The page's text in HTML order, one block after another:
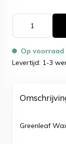
Op voorraad
Levertijd: 1-3
Greenleaf